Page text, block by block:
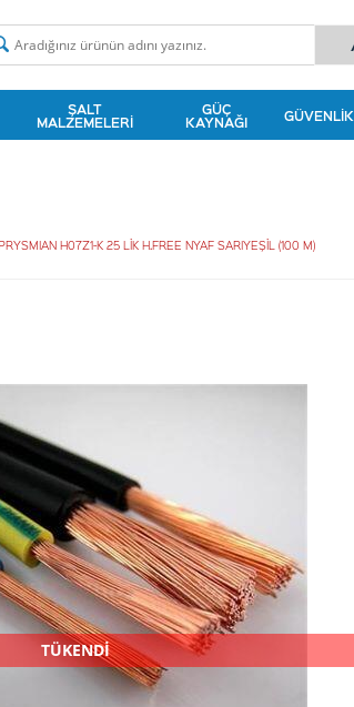
ŞALT
MALZEMELERI
GÜÇ
KAYNAĞI GÜVENLIK
H07Z1-K 25 LİK H.FREE NYAF SARIYEŞİL (100 M)
TÜKENDİ